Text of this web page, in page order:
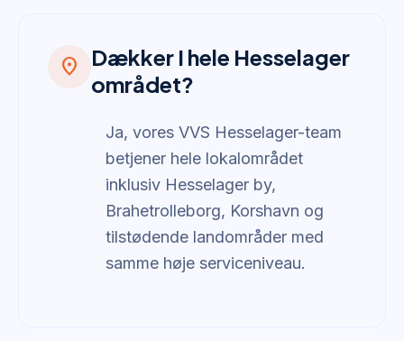
location_on
Dækker I hele Hesselager
området?
Ja, vores VVS Hesselager-team
betjener hele lokalområdet
inklusiv Hesselager by,
Brahetrolleborg, Korshavn og
tilstødende landområder med
samme høje serviceniveau.